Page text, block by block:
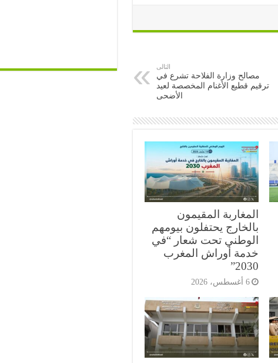
التالى
مصالح وزارة الفلاحة تشرع في
ترقيم قطيع الأغنام المخصصة لعيد
الأضحى
المغاربة المقيمون
بالخارج يحتفلون بيومهم
الوطني تحت شعار “في
خدمة أوراش المغرب
2030”
6 أغسطس، 2026